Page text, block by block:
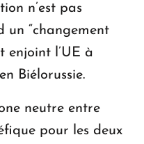
n’est pas
un “changement
enjoint l’UE à
Biélorussie.
neutre entre
pour les deux